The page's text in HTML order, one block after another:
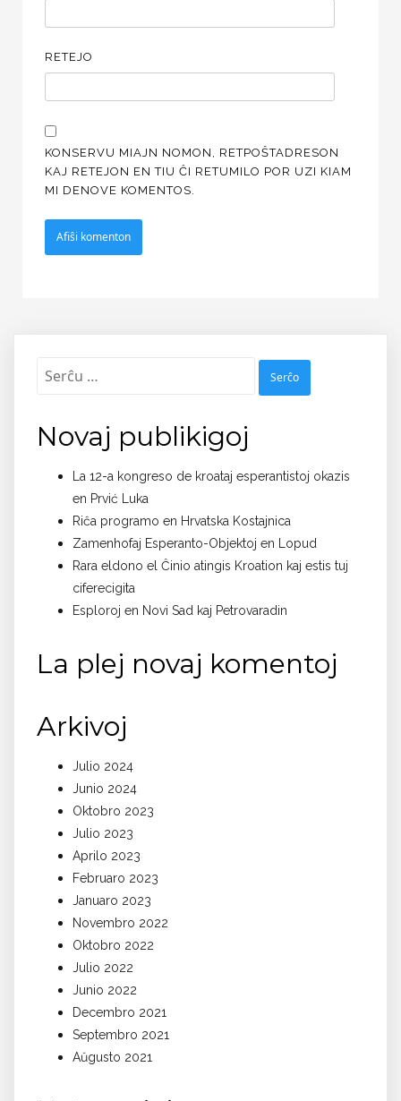
RETEJO
KONSERVU MIAJN NOMON, RETPOŜTADRESON
KAJ RETEJON EN TIU ĈI RETUMILO POR UZI KIAM
MI DENOVE KOMENTOS.
Serĉu:
Novaj publikigoj
La 12-a kongreso de kroataj esperantistoj okazis
en Prvić Luka
Riĉa programo en Hrvatska Kostajnica
Zamenhofaj Esperanto-Objektoj en Lopud
Rara eldono el Ĉinio atingis Kroation kaj estis tuj
ciferecigita
Esploroj en Novi Sad kaj Petrovaradin
La plej novaj komentoj
Arkivoj
Julio 2024
Junio 2024
Oktobro 2023
Julio 2023
Aprilo 2023
Februaro 2023
Januaro 2023
Novembro 2022
Oktobro 2022
Julio 2022
Junio 2022
Decembro 2021
Septembro 2021
Aŭgusto 2021